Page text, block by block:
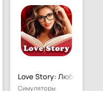
& Chapters
Love Story: Любовные
Симуляторы